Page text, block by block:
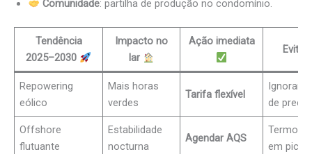
Comunidade: partilha de produção no condomínio.
Tendência
2025–2030
Impacto no
lar
Ação imediata
Evite
Repowering
eólico
Mais horas
verdes
Tarifa flexível
Ignorar
de preço
Offshore
flutuante
Estabilidade
nocturna
Agendar AQS
em pico